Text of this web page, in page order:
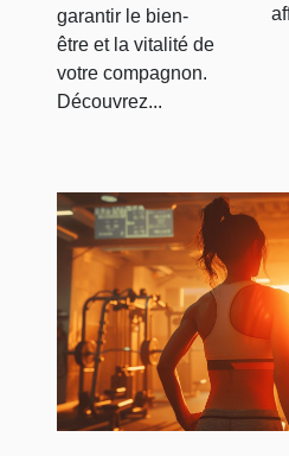
garantir le bien-
être et la vitalité de
votre compagnon.
Découvrez...